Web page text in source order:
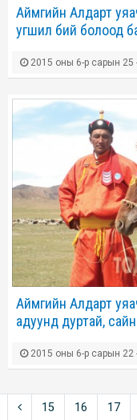
Аймгийн Алдарт
угшил бий болоод
2015 оны 6-р сарын 25
Аймгийн Алдарт
адуунд дуртай,
2015 оны 6-р сарын 22
15 16 17